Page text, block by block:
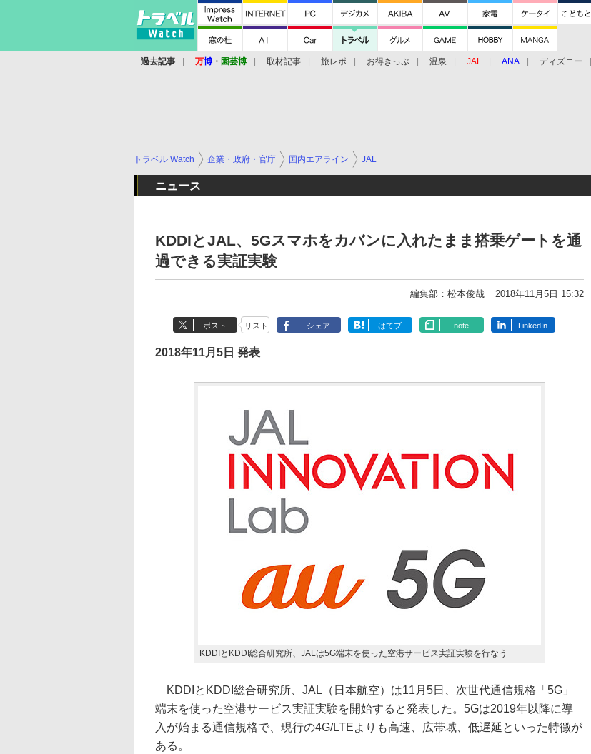
過去記事 万博 ・ 園芸博 取材記事 旅レポ お得きっぷ 温泉 JAL ANA ディズニー
トラベル Watch 企業・政府・官庁 国内エアライン JAL
ニュース
KDDIとJAL、5Gスマホをカバンに入れたまま搭乗ゲートを通
過できる実証実験
編集部：松本俊哉 2018年11月5日 15:32
ポスト リスト シェア はてブ note LinkedIn
2018年11月5日 発表
KDDIとKDDI総合研究所、JALは5G端末を使った空港サービス実証実験を行なう
KDDIとKDDI総合研究所、JAL（日本航空）は11月5日、次世代通信規格「5G」
端末を使った空港サービス実証実験を開始すると発表した。5Gは2019年以降に導
入が始まる通信規格で、現行の4G/LTEよりも高速、広帯域、低遅延といった特徴が
ある。